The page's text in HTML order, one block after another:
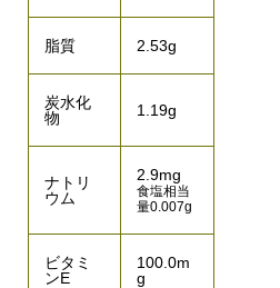
脂質 2.53g
炭水化
物
1.19g
ナトリ
ウム
2.9mg
食塩相当
量0.007g
ビタミ
ンE
100.0m
g